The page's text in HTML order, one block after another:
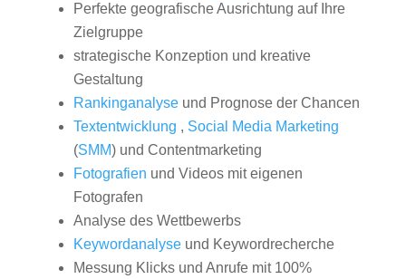
Perfekte geografische Ausrichtung auf Ihre
Zielgruppe
strategische Konzeption und kreative
Gestaltung
Rankinganalyseund Prognose der Chancen
Textentwicklung , Social Media Marketing
(SMM) und Contentmarketing
Fotografien und Videos mit eigenen
Fotografen
Analyse des Wettbewerbs
Keywordanalyseund Keywordrecherche
Messung Klicks und Anrufe mit 100%